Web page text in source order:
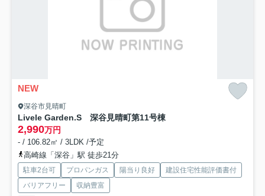
NEW
深谷市見晴町
Livele Garden.S 深谷見晴町第11号棟
2,990万円
- / 106.82㎡ / 3LDK /予定
高崎線「深谷」駅 徒歩21分
駐車2台可 プロパンガス 陽当り良好
建設住宅性能評価書付
バリアフリー
収納豊富